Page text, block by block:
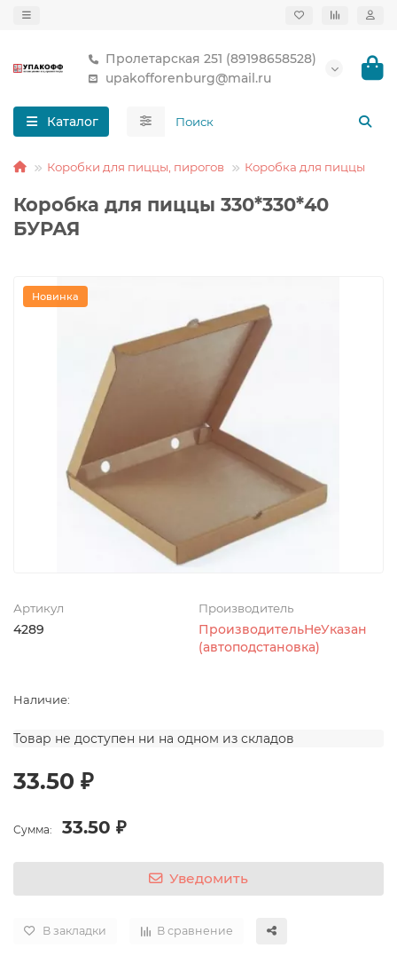
Пролетарская 251 (89198658528)
upakofforenburg@mail.ru
Каталог
Коробки для пиццы, пирогов Коробка для пиццы
Коробка для пиццы 330*330*40
БУРАЯ
Новинка
Артикул
4289
Производитель
ПроизводительНеУказан
(автоподстановка)
Наличие:
Товар не доступен ни на одном из складов
33.50 ₽
Сумма: 33.50 ₽
Уведомить
В закладки В сравнение